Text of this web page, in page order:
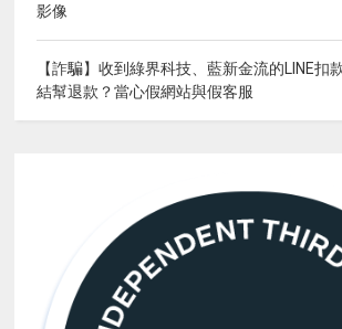
影像
【詐騙】收到綠界科技、藍新金流的LINE扣
結幫退款？當心假網站與假客服